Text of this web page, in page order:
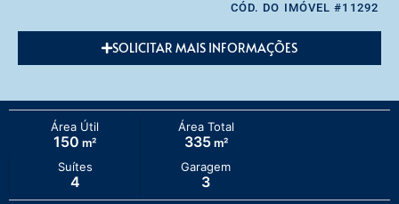
CÓD. DO IMÓVEL #11292
SOLICITAR MAIS INFORMAÇÕES
Área Útil
150 m²
Área Total
335m²
Suítes
4
Garagem
3